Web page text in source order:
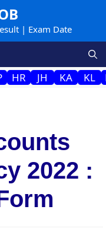
| Exam Date
HR JH KA KL
2022 :